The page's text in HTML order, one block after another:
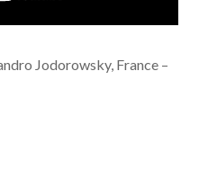
Jodorowsky, France –